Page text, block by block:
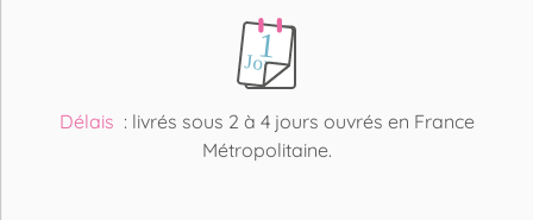
Délais : livrés sous 2 à 4 jours ouvrés en France
Métropolitaine.